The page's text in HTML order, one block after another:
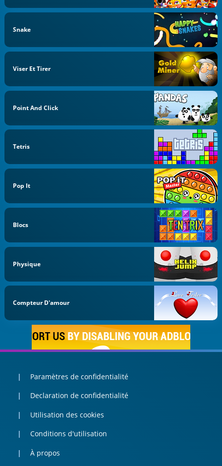
Snake
Viser Et Tirer
Point And Click
Tetris
Pop It
Blocs
Physique
Compteur D'amour
Paramètres de confidentialité
Declaration de confidentialité
Utilisation des cookies
Conditions d'utilisation
À propos